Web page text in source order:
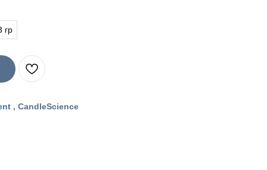
гр
, CandleScience